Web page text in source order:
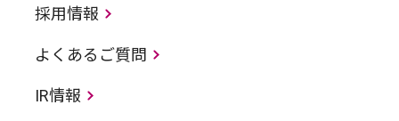
採用情報
よくあるご質問
IR情報